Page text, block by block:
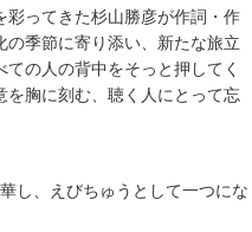
ってきた杉山勝彦が作詞・作
季節に寄り添い、新たな旅立
の人の背中をそっと押してく
胸に刻む、聴く人にとって忘
し、えびちゅうとして一つにな